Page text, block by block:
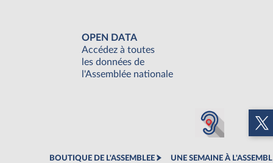
OPEN DATA
Accédez à toutes
les données de
l'Assemblée nationale
BOUTIQUE DE L'ASSEMBLEE UNE SEMAINE À